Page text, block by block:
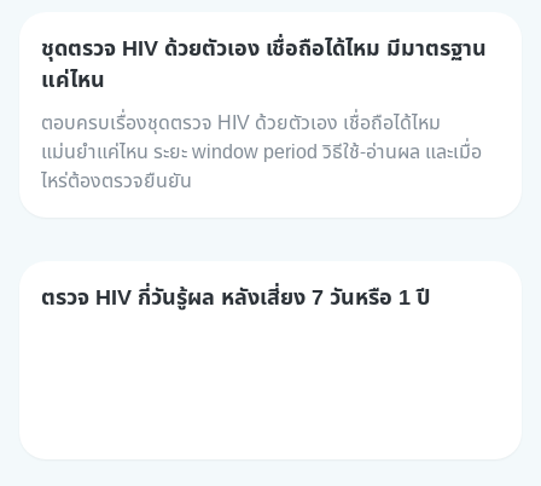
ชุดตรวจ HIV ด้วยตัวเอง เชื่อถือได้ไหม มีมาตรฐาน
แค่ไหน
ตอบครบเรื่องชุดตรวจ HIV ด้วยตัวเอง เชื่อถือได้ไหม
แม่นยำแค่ไหน ระยะ window period วิธีใช้-อ่านผล และเมื่อ
ไหร่ต้องตรวจยืนยัน
ตรวจ HIV กี่วันรู้ผล หลังเสี่ยง 7 วันหรือ 1 ปี